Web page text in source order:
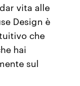
vita alle
Design è
che
hai
sul